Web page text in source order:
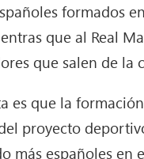
formados
que al Real
que salen de la
es que la
proyecto
más españoles en